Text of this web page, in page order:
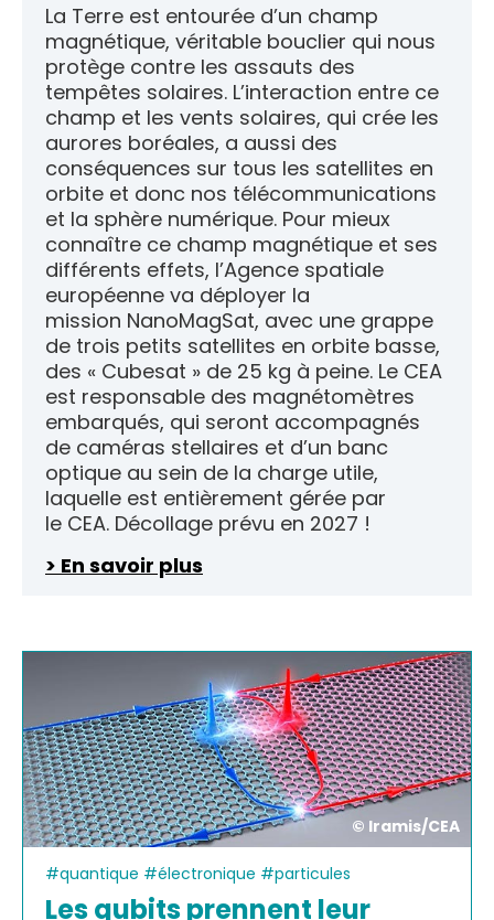
La Terre est entourée d’un champ
magnétique, véritable bouclier qui nous
protège contre les assauts des
tempêtes solaires. L’interaction entre ce
champ et les vents solaires, qui crée les
aurores boréales, a aussi des
conséquences sur tous les satellites en
orbite et donc nos télécommunications
et la sphère numérique. Pour mieux
connaître ce champ magnétique et ses
différents effets, l’Agence spatiale
européenne va déployer la
mission NanoMagSat, avec une grappe
de trois petits satellites en orbite basse,
des « Cubesat » de 25 kg à peine. Le CEA
est responsable des magnétomètres
embarqués, qui seront accompagnés
de caméras stellaires et d’un banc
optique au sein de la charge utile,
laquelle est entièrement gérée par
le CEA. Décollage prévu en 2027 !
> En savoir plus
© Iramis/CEA
#quantique #électronique #particules
Les qubits prennent leur